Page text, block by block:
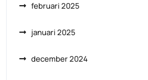
februari 2025
januari 2025
december 2024